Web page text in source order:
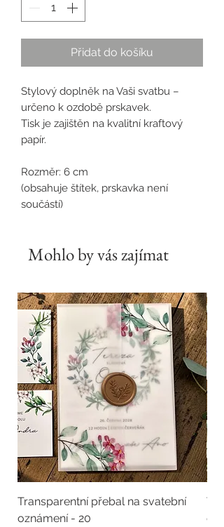
Přidat do košíku
Stylový doplněk na Vaši svatbu –
určeno k ozdobě prskavek.
Tisk je zajištěn na kvalitní kraftový
papír.
Rozměr: 6 cm
(obsahuje štítek, prskavka není
součástí)
Mohlo by vás zajímat
Transparentní přebal na svatební
oznámení - 20